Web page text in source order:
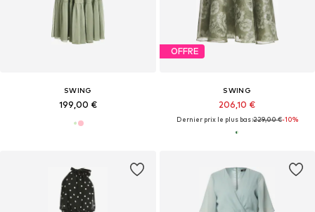
SWING
199,00 €
OFFRE
SWING
206,10 €
Dernier prix le plus bas :229,00 €-10%